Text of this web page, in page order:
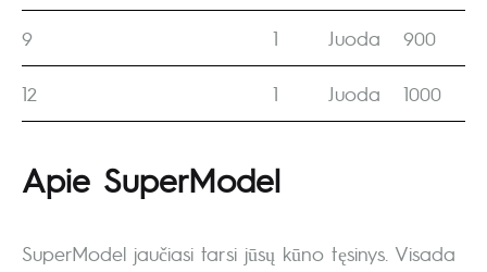
9 1 Juoda 900
12 1 Juoda 1000
Apie SuperModel
SuperModel jaučiasi tarsi jūsų kūno tęsinys. Visada